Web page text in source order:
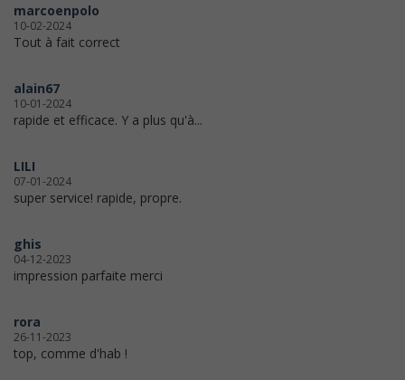
marcoenpolo
10-02-2024
Tout à fait correct
alain67
10-01-2024
rapide et efficace. Y a plus qu'à...
LILI
07-01-2024
super service! rapide, propre.
ghis
04-12-2023
impression parfaite merci
rora
26-11-2023
top, comme d'hab !